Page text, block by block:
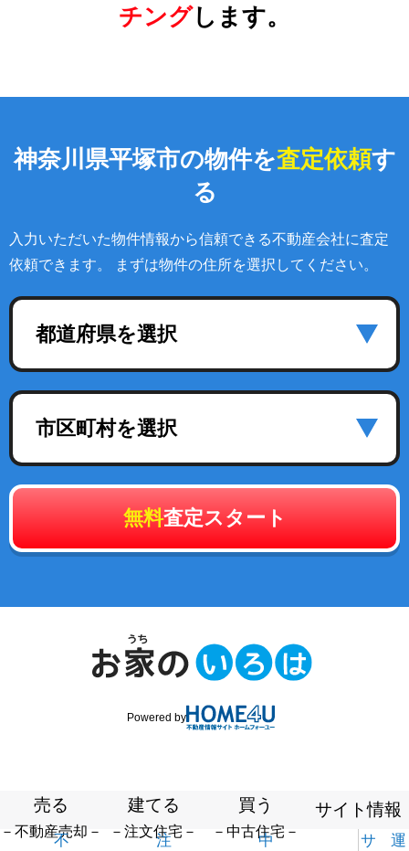
チングします。
神奈川県平塚市の物件を査定依頼す
る
入力いただいた物件情報から信頼できる不動産会社に査定
依頼できます。 まずは物件の住所を選択してください。
都道府県を選択
市区町村を選択
無料査定スタート
Powered by
売る
－不動産売却－
不
建てる
－注文住宅－
注
買う
－中古住宅－
中
サイト情報
サ
運